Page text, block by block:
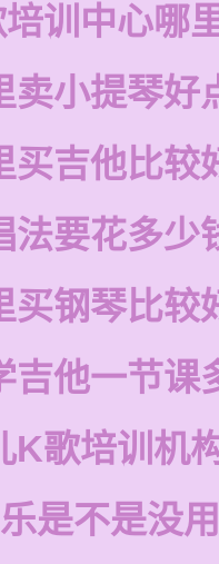
训中心哪
卖小提琴好
买吉他比较
法要花多少
买钢琴比较
吉他一节课
K歌培训机
是不是没用